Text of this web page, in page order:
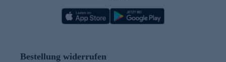
Bestellung widerrufen